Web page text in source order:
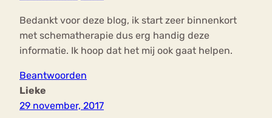
Bedankt voor deze blog, ik start zeer binnenkort
met schematherapie dus erg handig deze
informatie. Ik hoop dat het mij ook gaat helpen.
Beantwoorden
Lieke
29 november, 2017